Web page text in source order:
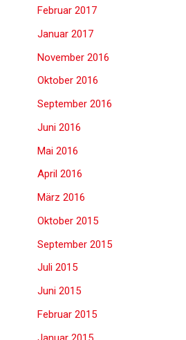
Februar 2017
Januar 2017
November 2016
Oktober 2016
September 2016
Juni 2016
Mai 2016
April 2016
März 2016
Oktober 2015
September 2015
Juli 2015
Juni 2015
Februar 2015